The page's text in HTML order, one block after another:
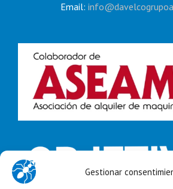
Gestionar
Email: